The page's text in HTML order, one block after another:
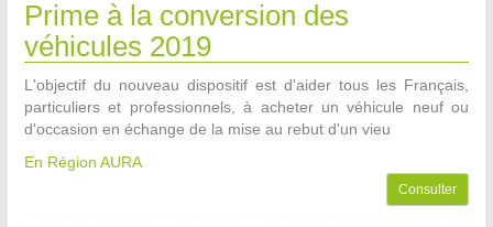
Prime à la conversion des
véhicules 2019
L'objectif du nouveau dispositif est d'aider tous les Français,
particuliers et professionnels, à acheter un véhicule neuf ou
d'occasion en échange de la mise au rebut d'un vieu
En Région AURA
Consulter